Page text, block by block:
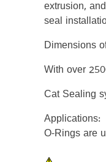
extrusion,
seal
Dimensions
With over
Cat Sealing
Applications:
O-Rings are